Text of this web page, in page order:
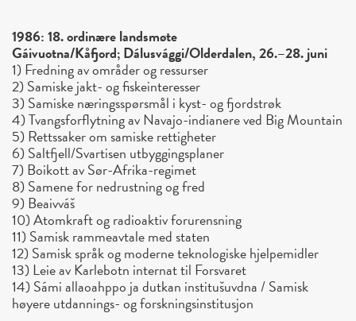
1986: 18. ordinære landsmøte
Gáivuotna/Kåfjord; Dálusvággi/Olderdalen, 26.–28. juni
1) Fredning av områder og ressurser
2) Samiske jakt- og fiskeinteresser
3) Samiske næringsspørsmål i kyst- og fjordstrøk
4) Tvangsforflytning av Navajo-indianere ved Big Mountain
5) Rettssaker om samiske rettigheter
6) Saltfjell/Svartisen utbyggingsplaner
7) Boikott av Sør-Afrika-regimet
8) Samene for nedrustning og fred
9) Beaivváš
10) Atomkraft og radioaktiv forurensning
11) Samisk rammeavtale med staten
12) Samisk språk og moderne teknologiske hjelpemidler
13) Leie av Karlebotn internat til Forsvaret
14) Sámi allaoahppo ja dutkan institušuvdna / Samisk
høyere utdannings- og forskningsinstitusjon